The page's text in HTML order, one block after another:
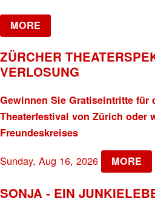
MORE
ZÜRCHER
VERLOSUNG
Gewinnen Sie Gratiseintritte für
Theaterfestival von Zürich oder
Freundeskreises
Sunday, Aug 16, 2026 MORE
SONJA - EIN